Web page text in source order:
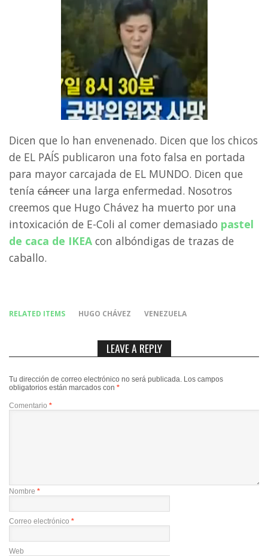
Dicen que lo han envenenado. Dicen que los chicos
de EL PAÍS publicaron una foto falsa en portada
para mayor carcajada de EL MUNDO. Dicen que
tenía cáncer una larga enfermedad. Nosotros
creemos que Hugo Chávez ha muerto por una
intoxicación de E-Coli al comer demasiado pastel
de caca de IKEA con albóndigas de trazas de
caballo.
RELATED ITEMS HUGO CHÁVEZ VENEZUELA
LEAVE A REPLY
Tu dirección de correo electrónico no será publicada. Los campos
obligatorios están marcados con *
Comentario *
Nombre *
Correo electrónico *
Web